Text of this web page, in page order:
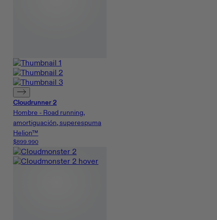
Cloudrunner 2
Hombre - Road running,
amortiguación, superespuma
Helion™
$899.990